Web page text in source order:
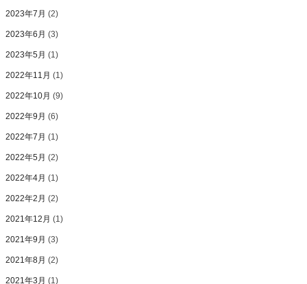
2023年7月 (2)
2023年6月 (3)
2023年5月 (1)
2022年11月 (1)
2022年10月 (9)
2022年9月 (6)
2022年7月 (1)
2022年5月 (2)
2022年4月 (1)
2022年2月 (2)
2021年12月 (1)
2021年9月 (3)
2021年8月 (2)
2021年3月 (1)